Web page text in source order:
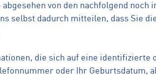
abgesehen von den nachfolgend
selbst dadurch mitteilen, dass Sie
die sich auf eine
oder Ihr Geburtsdatum,